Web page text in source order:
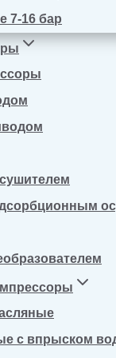
7-16 бар
с впрыском